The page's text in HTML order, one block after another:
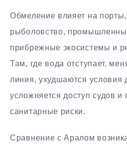
Обмеление влияет на порты,
рыболовство,
прибрежные экосистемы и
Там, где вода отступает,
линия, ухудшаются условия
усложняется доступ судов
санитарные риски.
Сравнение с Аралом